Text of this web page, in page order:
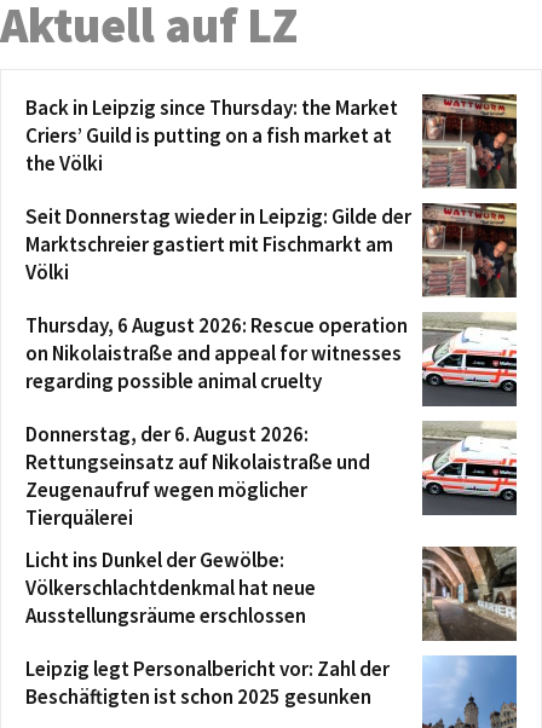
Aktuell auf LZ
Back in Leipzig since Thursday: the Market
Criers’ Guild is putting on a fish market at
the Völki
Seit Donnerstag wieder in Leipzig: Gilde der
Marktschreier gastiert mit Fischmarkt am
Völki
Thursday, 6 August 2026: Rescue operation
on Nikolaistraße and appeal for witnesses
regarding possible animal cruelty
Donnerstag, der 6. August 2026:
Rettungseinsatz auf Nikolaistraße und
Zeugenaufruf wegen möglicher
Tierquälerei
Licht ins Dunkel der Gewölbe:
Völkerschlachtdenkmal hat neue
Ausstellungsräume erschlossen
Leipzig legt Personalbericht vor: Zahl der
Beschäftigten ist schon 2025 gesunken